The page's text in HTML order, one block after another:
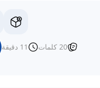
20 كلمات 11 دقيقة